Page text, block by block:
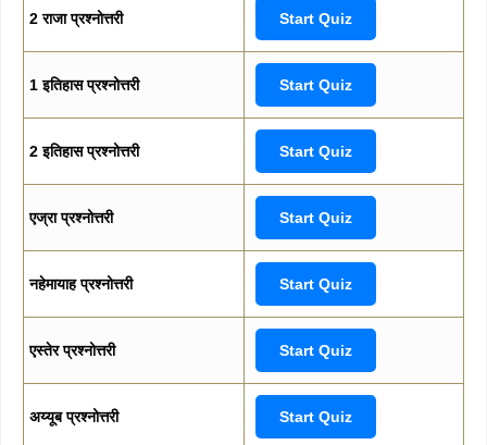
2 राजा प्रश्नोत्तरी Start Quiz
1 इतिहास प्रश्नोत्तरी Start Quiz
2 इतिहास प्रश्नोत्तरी Start Quiz
एज्रा प्रश्नोत्तरी Start Quiz
नहेमायाह प्रश्नोत्तरी Start Quiz
एस्तेर प्रश्नोत्तरी Start Quiz
अय्यूब प्रश्नोत्तरी Start Quiz